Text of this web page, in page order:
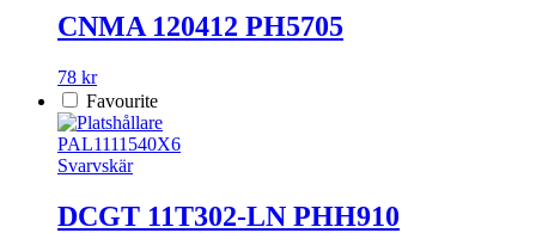
CNMA 120412 PH5705
78 kr
Favourite
PAL1111540X6
Svarvskär
DCGT 11T302-LN PHH910